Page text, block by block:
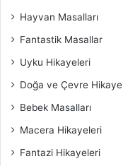
Hayvan Masalları
Fantastik Masallar
Uyku Hikayeleri
Doğa ve Çevre
Bebek Masalları
Macera Hikayeleri
Fantazi Hikayeleri